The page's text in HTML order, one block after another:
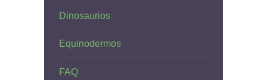
Dinosaurios
Equinodermos
FAQ